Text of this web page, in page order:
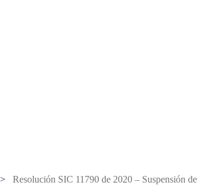
Resolución SIC 11790 de 2020 – Suspensión